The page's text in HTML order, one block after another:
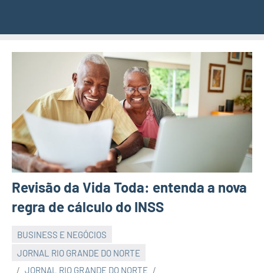
Revisão da Vida Toda: entenda a nova
regra de cálculo do INSS
BUSINESS E NEGÓCIOS
JORNAL RIO GRANDE DO NORTE
JORNAL RIO GRANDE DO NORTE